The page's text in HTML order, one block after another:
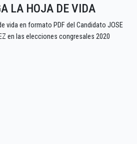
LA HOJA DE VIDA
vida en formato PDF del Candidato JOSE
en las elecciones congresales 2020